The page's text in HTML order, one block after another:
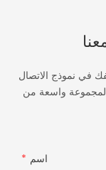
في نموذج الاتصال
واسعة من
اسم